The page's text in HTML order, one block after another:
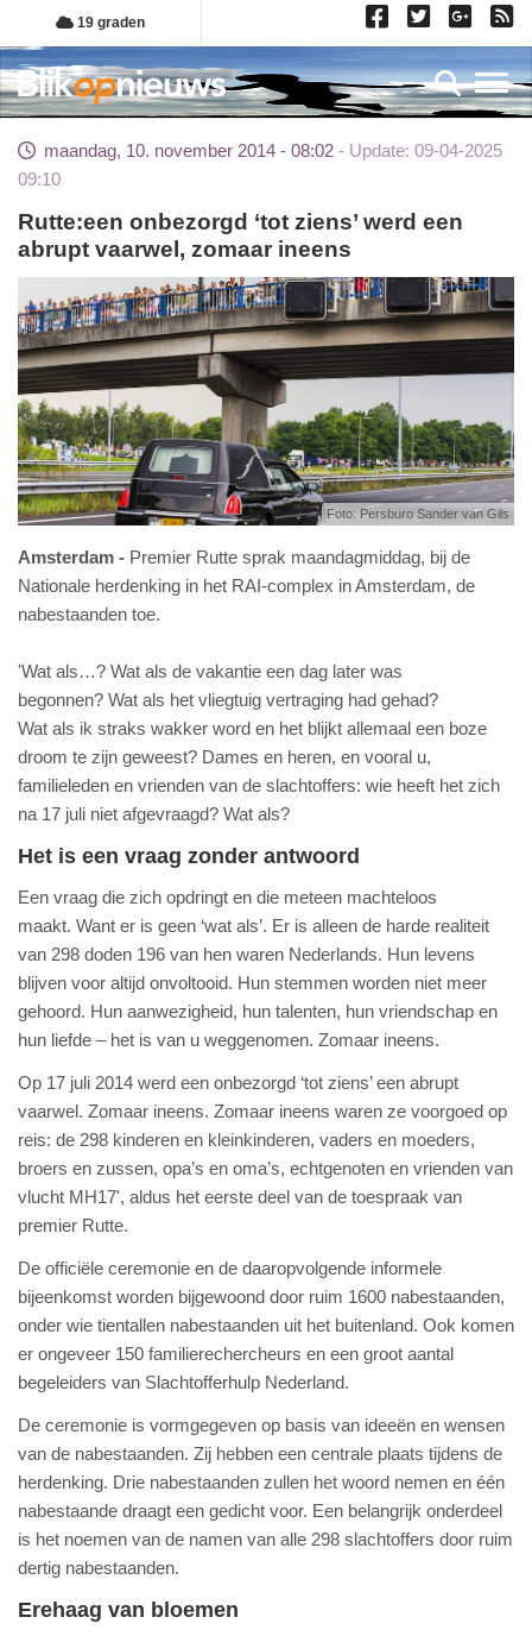
Overslaan
en
naar
de
gaan
19 graden
maandag, 10. november 2014 - 08:02
Update: 09-04-2025
09:10
Rutte:een onbezorgd ‘tot ziens’ werd een
abrupt vaarwel, zomaar ineens
Foto: Persburo Sander van Gils
Amsterdam
Premier Rutte sprak maandagmiddag, bij de
Nationale herdenking in het RAI-complex in Amsterdam, de
nabestaanden toe.
'Wat als…? Wat als de vakantie een dag later was
begonnen? Wat als het vliegtuig vertraging had gehad?
Wat als ik straks wakker word en het blijkt allemaal een boze
droom te zijn geweest? Dames en heren, en vooral u,
familieleden en vrienden van de slachtoffers: wie heeft het zich
na 17 juli niet afgevraagd? Wat als?
Het is een vraag zonder antwoord
Een vraag die zich opdringt en die meteen machteloos
maakt. Want er is geen ‘wat als’. Er is alleen de harde realiteit
van 298 doden 196 van hen waren Nederlands. Hun levens
blijven voor altijd onvoltooid. Hun stemmen worden niet meer
gehoord. Hun aanwezigheid, hun talenten, hun vriendschap en
hun liefde – het is van u weggenomen. Zomaar ineens.
Op 17 juli 2014 werd een onbezorgd ‘tot ziens’ een abrupt
vaarwel. Zomaar ineens. Zomaar ineens waren ze voorgoed op
reis: de 298 kinderen en kleinkinderen, vaders en moeders,
broers en zussen, opa’s en oma’s, echtgenoten en vrienden van
vlucht MH17', aldus het eerste deel van de toespraak van
premier Rutte.
De officiële ceremonie en de daaropvolgende informele
bijeenkomst worden bijgewoond door ruim 1600 nabestaanden,
onder wie tientallen nabestaanden uit het buitenland. Ook komen
er ongeveer 150 familierechercheurs en een groot aantal
begeleiders van Slachtofferhulp Nederland.
De ceremonie is vormgegeven op basis van ideeën en wensen
van de nabestaanden. Zij hebben een centrale plaats tijdens de
herdenking. Drie nabestaanden zullen het woord nemen en één
nabestaande draagt een gedicht voor. Een belangrijk onderdeel
is het noemen van de namen van alle 298 slachtoffers door ruim
dertig nabestaanden.
Erehaag van bloemen